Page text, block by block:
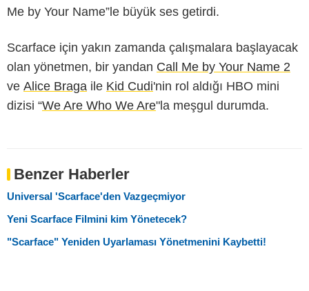
Me by Your Name”le büyük ses getirdi.
Scarface için yakın zamanda çalışmalara başlayacak
olan yönetmen, bir yandan Call Me by Your Name 2
ve Alice Braga ile Kid Cudi'nin rol aldığı HBO mini
dizisi “We Are Who We Are"la meşgul durumda.
Benzer Haberler
Universal 'Scarface'den Vazgeçmiyor
Yeni Scarface Filmini kim Yönetecek?
"Scarface" Yeniden Uyarlaması Yönetmenini Kaybetti!